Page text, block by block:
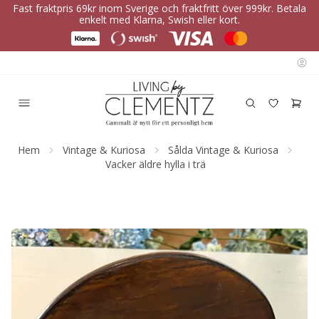
Fast fraktpris 69kr inom Sverige och fraktfritt över 999kr. Betala
enkelt med Klarna, Swish eller kort.
Hem Vintage & Kuriosa
Sålda Vintage & Kuriosa
Vacker äldre hylla i trä